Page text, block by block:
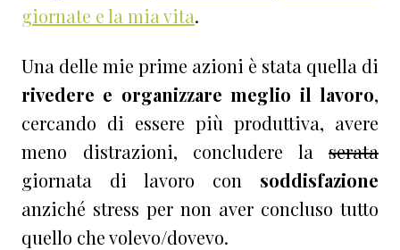
giornate e la mia vita.
Una delle mie prime azioni è stata quella di
rivedere e organizzare meglio il lavoro,
cercando di essere più produttiva, avere
meno distrazioni, concludere la serata
giornata di lavoro con soddisfazione
anziché stress per non aver concluso tutto
quello che volevo/dovevo.